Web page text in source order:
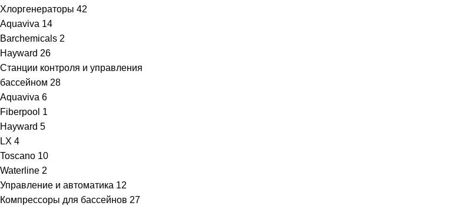
Хлоргенераторы 42
Aquaviva 14
Barchemicals 2
Hayward 26
Станции контроля и управления
бассейном 28
Aquaviva 6
Fiberpool 1
Hayward 5
LX 4
Toscano 10
Waterline 2
Управление и автоматика 12
Компрессоры для бассейнов 27